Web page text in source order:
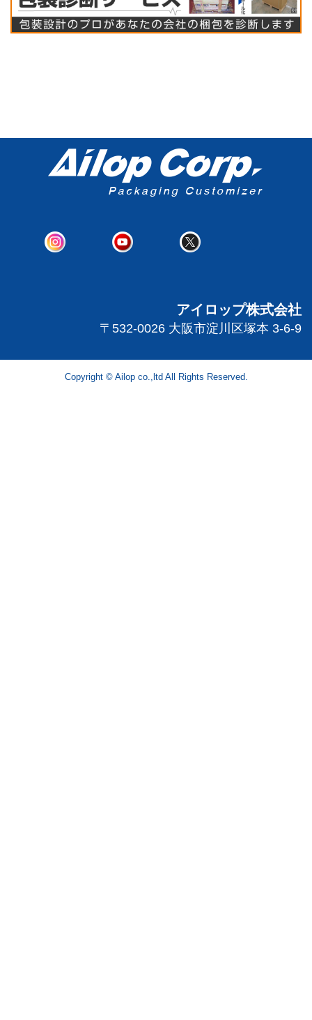
アイロップ株式会社
〒532-0026 大阪市淀川区塚本 3-6-9
Copyright © Ailop co.,ltd All Rights Reserved.